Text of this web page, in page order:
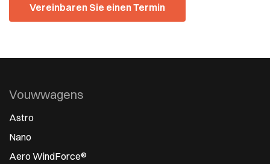
Vereinbaren Sie einen Termin
Vouwwagens
Astro
Nano
Aero WindForce®